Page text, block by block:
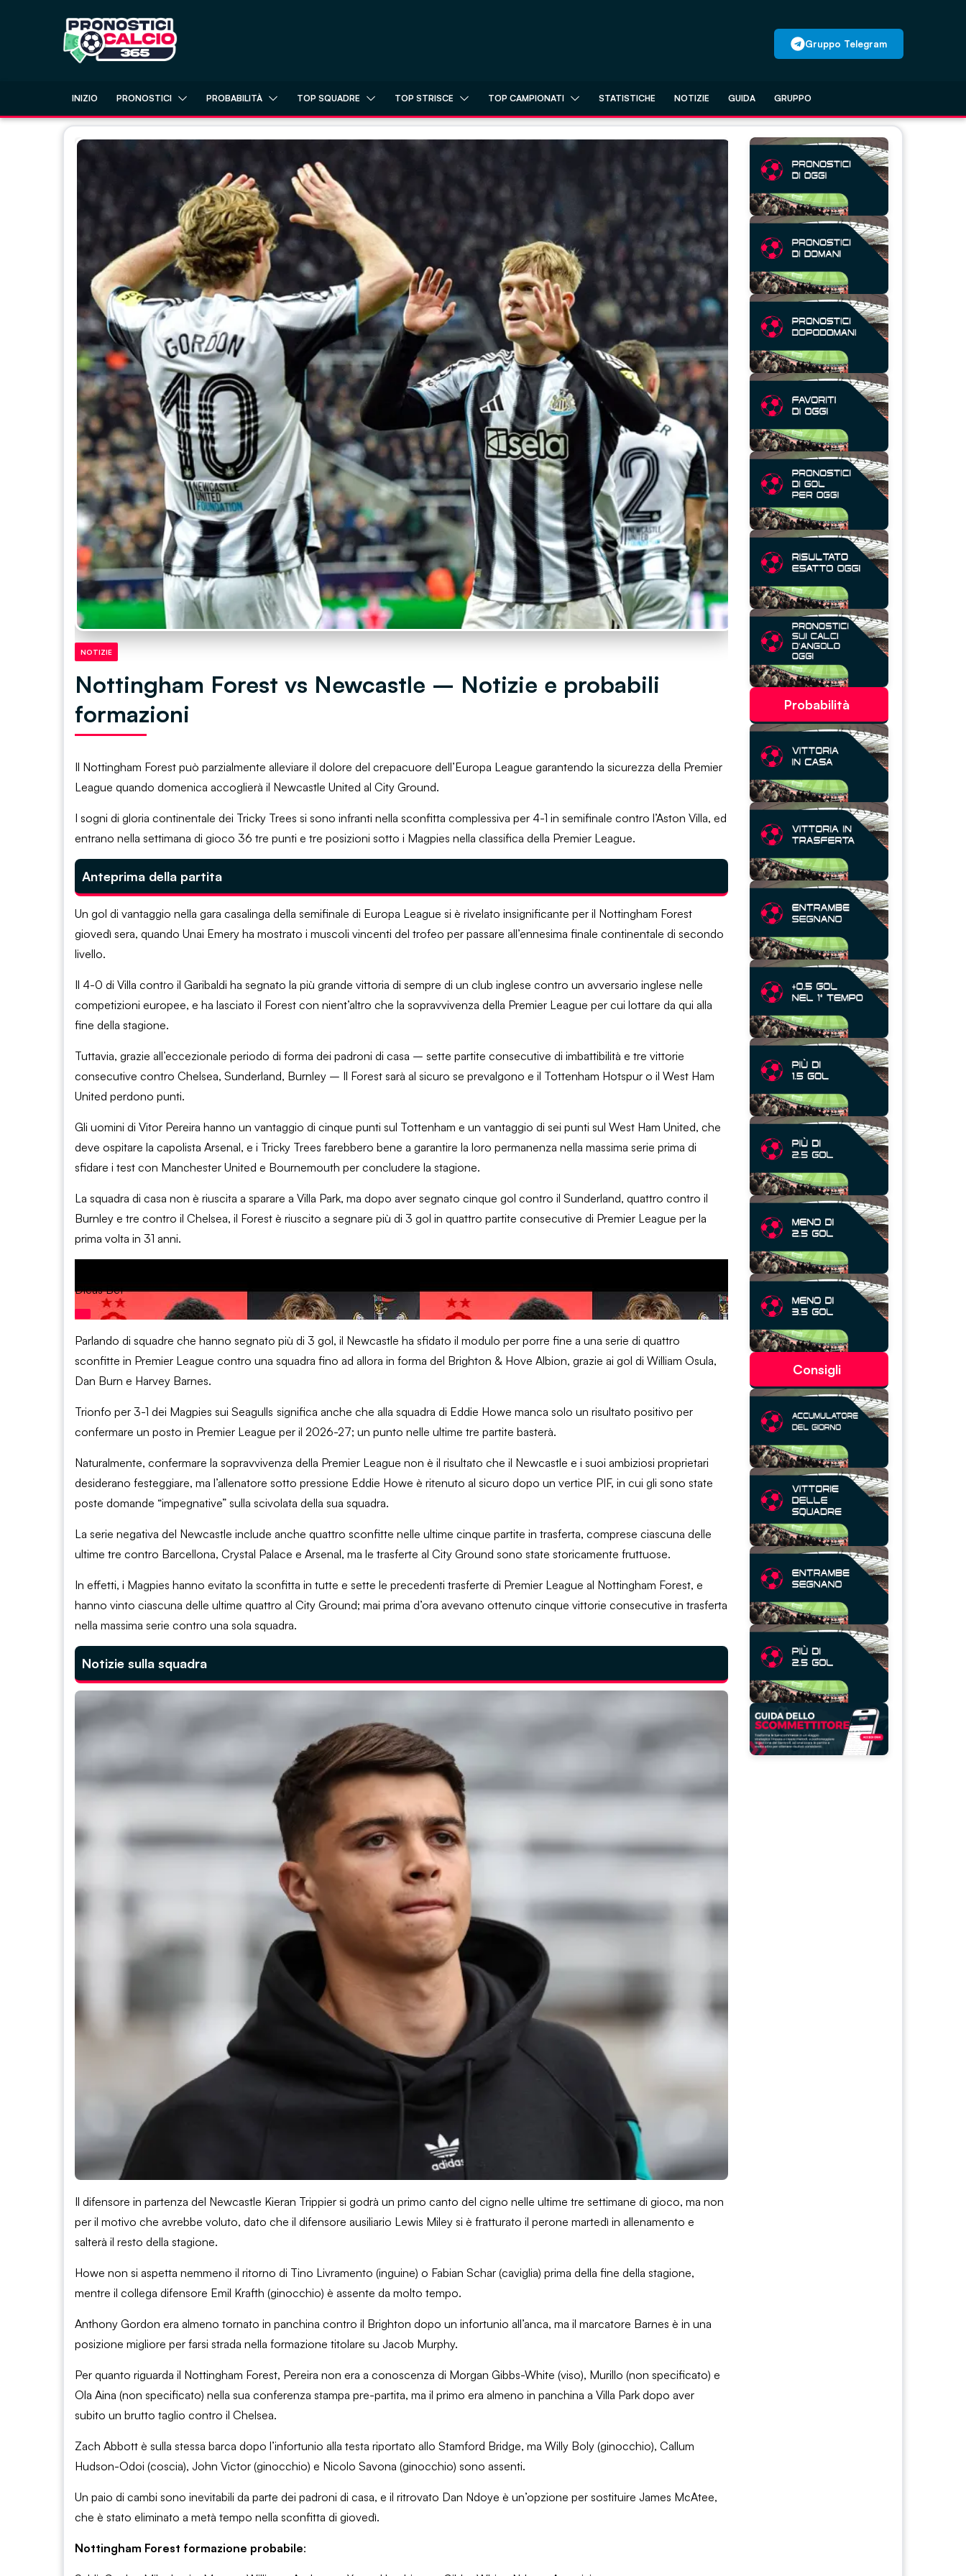
Gruppo Telegram
INIZIO PRONOSTICI PROBABILITÀ TOP SQUADRE TOP STRISCE TOP CAMPIONATI STATISTICHE NOTIZIE GUIDA GRUPPO
NOTIZIE
Nottingham Forest vs Newcastle – Notizie e probabili
formazioni
Il Nottingham Forest può parzialmente alleviare il dolore del crepacuore dell’Europa League garantendo la sicurezza della Premier
League quando domenica accoglierà il Newcastle United al City Ground.
I sogni di gloria continentale dei Tricky Trees si sono infranti nella sconfitta complessiva per 4-1 in semifinale contro l’Aston Villa, ed
entrano nella settimana di gioco 36 tre punti e tre posizioni sotto i Magpies nella classifica della Premier League.
Anteprima della partita
Un gol di vantaggio nella gara casalinga della semifinale di Europa League si è rivelato insignificante per il Nottingham Forest
giovedì sera, quando Unai Emery ha mostrato i muscoli vincenti del trofeo per passare all’ennesima finale continentale di secondo
livello.
Il 4-0 di Villa contro il Garibaldi ha segnato la più grande vittoria di sempre di un club inglese contro un avversario inglese nelle
competizioni europee, e ha lasciato il Forest con nient’altro che la sopravvivenza della Premier League per cui lottare da qui alla
fine della stagione.
Tuttavia, grazie all’eccezionale periodo di forma dei padroni di casa – sette partite consecutive di imbattibilità e tre vittorie
consecutive contro Chelsea, Sunderland, Burnley – Il Forest sarà al sicuro se prevalgono e il Tottenham Hotspur o il West Ham
United perdono punti.
Gli uomini di Vitor Pereira hanno un vantaggio di cinque punti sul Tottenham e un vantaggio di sei punti sul West Ham United, che
deve ospitare la capolista Arsenal, e i Tricky Trees farebbero bene a garantire la loro permanenza nella massima serie prima di
sfidare i test con Manchester United e Bournemouth per concludere la stagione.
La squadra di casa non è riuscita a sparare a Villa Park, ma dopo aver segnato cinque gol contro il Sunderland, quattro contro il
Burnley e tre contro il Chelsea, il Forest è riuscito a segnare più di 3 gol in quattro partite consecutive di Premier League per la
prima volta in 31 anni.
Dicas Bet
Parlando di squadre che hanno segnato più di 3 gol, il Newcastle ha sfidato il modulo per porre fine a una serie di quattro
sconfitte in Premier League contro una squadra fino ad allora in forma del Brighton & Hove Albion, grazie ai gol di William Osula,
Dan Burn e Harvey Barnes.
Trionfo per 3-1 dei Magpies sui Seagulls significa anche che alla squadra di Eddie Howe manca solo un risultato positivo per
confermare un posto in Premier League per il 2026-27; un punto nelle ultime tre partite basterà.
Naturalmente, confermare la sopravvivenza della Premier League non è il risultato che il Newcastle e i suoi ambiziosi proprietari
desiderano festeggiare, ma l’allenatore sotto pressione Eddie Howe è ritenuto al sicuro dopo un vertice PIF, in cui gli sono state
poste domande “impegnative” sulla scivolata della sua squadra.
La serie negativa del Newcastle include anche quattro sconfitte nelle ultime cinque partite in trasferta, comprese ciascuna delle
ultime tre contro Barcellona, ​​Crystal Palace e Arsenal, ma le trasferte al City Ground sono state storicamente fruttuose.
In effetti, i Magpies hanno evitato la sconfitta in tutte e sette le precedenti trasferte di Premier League al Nottingham Forest, e
hanno vinto ciascuna delle ultime quattro al City Ground; mai prima d’ora avevano ottenuto cinque vittorie consecutive in trasferta
nella massima serie contro una sola squadra.
Notizie sulla squadra
Il difensore in partenza del Newcastle Kieran Trippier si godrà un primo canto del cigno nelle ultime tre settimane di gioco, ma non
per il motivo che avrebbe voluto, dato che il difensore ausiliario Lewis Miley si è fratturato il perone martedì in allenamento e
salterà il resto della stagione.
Howe non si aspetta nemmeno il ritorno di Tino Livramento (inguine) o Fabian Schar (caviglia) prima della fine della stagione,
mentre il collega difensore Emil Krafth (ginocchio) è assente da molto tempo.
Anthony Gordon era almeno tornato in panchina contro il Brighton dopo un infortunio all’anca, ma il marcatore Barnes è in una
posizione migliore per farsi strada nella formazione titolare su Jacob Murphy.
Per quanto riguarda il Nottingham Forest, Pereira non era a conoscenza di Morgan Gibbs-White (viso), Murillo (non specificato) e
Ola Aina (non specificato) nella sua conferenza stampa pre-partita, ma il primo era almeno in panchina a Villa Park dopo aver
subito un brutto taglio contro il Chelsea.
Zach Abbott è sulla stessa barca dopo l’infortunio alla testa riportato allo Stamford Bridge, ma Willy Boly (ginocchio), Callum
Hudson-Odoi (coscia), John Victor (ginocchio) e Nicolo Savona (ginocchio) sono assenti.
Un paio di cambi sono inevitabili da parte dei padroni di casa, e il ritrovato Dan Ndoye è un’opzione per sostituire James McAtee,
che è stato eliminato a metà tempo nella sconfitta di giovedì.
Nottingham Forest formazione probabile:
Probabilità
Consigli